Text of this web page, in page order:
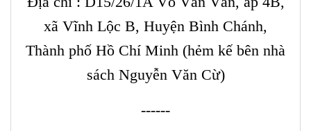
xã Vĩnh Lộc B, Huyện Bình Chánh,
Thành phố Hồ Chí Minh (hẻm kế bên nhà
sách Nguyễn Văn Cừ)
------